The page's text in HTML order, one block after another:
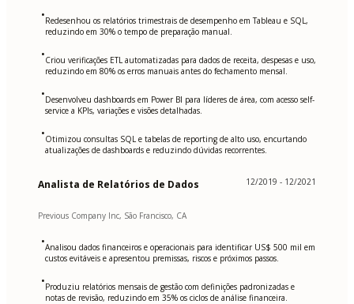
•Redesenhou os relatórios trimestrais de desempenho em Tableau e SQL,
reduzindo em 30% o tempo de preparação manual.
•Criou verificações ETL automatizadas para dados de receita, despesas e uso,
reduzindo em 80% os erros manuais antes do fechamento mensal.
•Desenvolveu dashboards em Power BI para líderes de área, com acesso self-
service a KPIs, variações e visões detalhadas.
•Otimizou consultas SQL e tabelas de reporting de alto uso, encurtando
atualizações de dashboards e reduzindo dúvidas recorrentes.
Analista de Relatórios de Dados 12/2019 - 12/2021
Previous Company Inc, São Francisco, CA
•Analisou dados financeiros e operacionais para identificar US$ 500 mil em
custos evitáveis e apresentou premissas, riscos e próximos passos.
•Produziu relatórios mensais de gestão com definições padronizadas e
notas de revisão, reduzindo em 35% os ciclos de análise financeira.